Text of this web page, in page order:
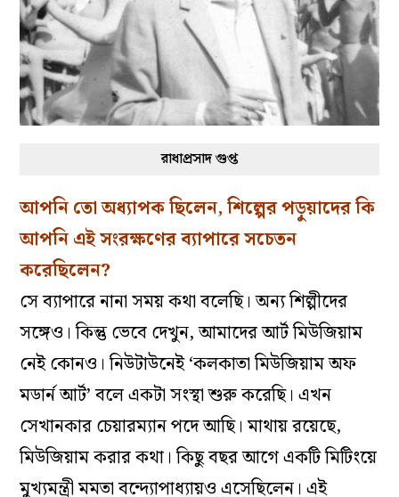
রাধাপ্রসাদ গুপ্ত
আপনি তো অধ্যাপক ছিলেন, শিল্পের পড়ুয়াদের কি
আপনি এই সংরক্ষণের ব্যাপারে সচেতন
করেছিলেন?
সে ব্যাপারে নানা সময় কথা বলেছি। অন্য শিল্পীদের
সঙ্গেও। কিন্তু ভেবে দেখুন, আমাদের আর্ট মিউজিয়াম
নেই কোনও। নিউটাউনেই ‘কলকাতা মিউজিয়াম অফ
মডার্ন আর্ট’ বলে একটা সংস্থা শুরু করেছি। এখন
সেখানকার চেয়ারম্যান পদে আছি। মাথায় রয়েছে,
মিউজিয়াম করার কথা। কিছু বছর আগে একটি মিটিংয়ে
মুখ্যমন্ত্রী মমতা বন্দ্যোপাধ্যায়ও এসেছিলেন। এই